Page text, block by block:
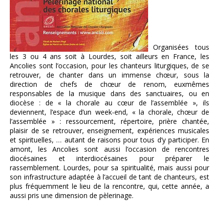
Organisées tous
les 3 ou 4 ans soit à Lourdes, soit ailleurs en France, les
Ancolies sont l’occasion, pour les chanteurs liturgiques, de se
retrouver, de chanter dans un immense chœur, sous la
direction de chefs de chœur de renom, euxmêmes
responsables de la musique dans des sanctuaires, ou en
diocèse : de « la chorale au cœur de l’assemblée », ils
deviennent, l’espace d’un week-end, « la chorale, chœur de
l’assemblée » : ressourcement, répertoire, prière chantée,
plaisir de se retrouver, enseignement, expériences musicales
et spirituelles, … autant de raisons pour tous d’y participer. En
amont, les Ancolies sont aussi l’occasion de rencontres
diocésaines et interdiocésaines pour préparer le
rassemblement. Lourdes, pour sa spiritualité, mais aussi pour
son infrastructure adaptée à l’accueil de tant de chanteurs, est
plus fréquemment le lieu de la rencontre, qui, cette année, a
aussi pris une dimension de pèlerinage.